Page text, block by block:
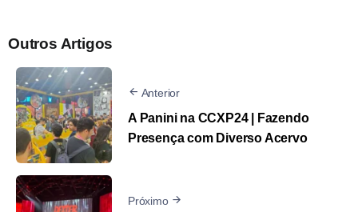
Outros Artigos
Anterior
A Panini na CCXP24 | Fazendo
Presença com Diverso Acervo
Próximo